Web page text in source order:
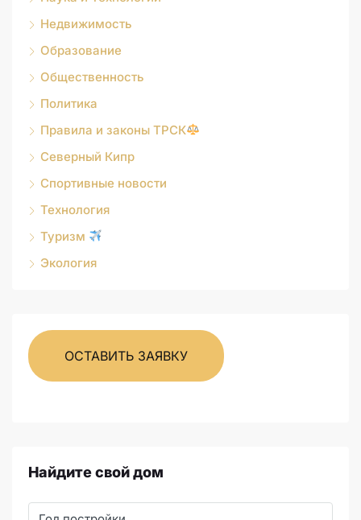
Недвижимость
Образование
Общественность
Политика
Правила и законы ТРСК
Северный Кипр
Спортивные новости
Технология
Туризм
Экология
ОСТАВИТЬ ЗАЯВКУ
Найдите свой дом